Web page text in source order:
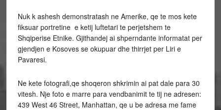
Nuk k ashesh demonstratash ne Amerike, qe te mos kete
fiksuar portretine e ketij luftetari te perjetshem te
Shqiperise Etnike. Gjithandej ai shperndante informatat per
gjendjen e Kosoves se okupuar dhe thirrjet per Liri e
Pavaresi.
Ne kete fotografi,qe shoqeron shkrimin ai pat dale para 30
vitesh. Nje foto e marre para vendbanimit te tij ne adresen:
439 West 46 Street, Manhattan, qe u be adresa me fame